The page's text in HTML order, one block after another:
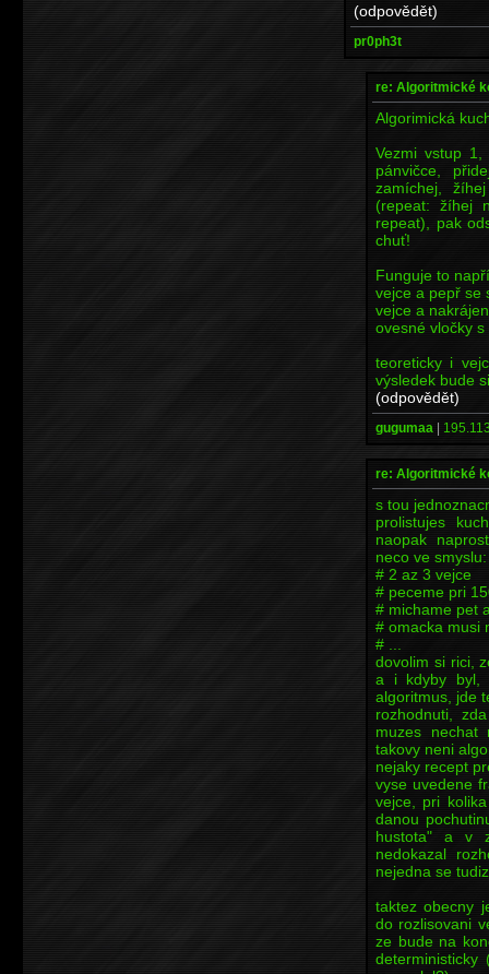
(odpovědět)
pr0ph3t
re: Algoritmické
Algorimická
Vezmi vstup
pánvičce,
zamíchej,
(repeat: žíhej
repeat), pak
chuť!
Funguje to
vejce a pepř se
vejce a
ovesné vločky s
teoreticky i
výsledek bude
(odpovědět)
gugumaa |
re: Algoritmické
s tou
prolistujes
naopak
neco ve smyslu:
# 2 az 3 vejce
# peceme pri
# michame pet
# omacka musi
# ...
dovolim si rici,
a i kdyby byl,
algoritmus, jde
rozhodnuti,
muzes nechat
takovy neni
nejaky recept
vyse uvedene
vejce, pri
danou
hustota" a v
nedokazal
nejedna se
taktez obecny
do rozlisovani
ze bude na